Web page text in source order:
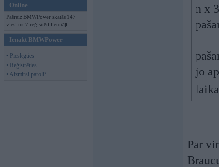
Online
Pašreiz BMWPower skatās 147
viesi un 7 reģistrēti lietotāji.
Ienākt BMWPower
• Pieslēgties
• Reģistrēties
• Aizmirsi paroli?
n x
jo
Par